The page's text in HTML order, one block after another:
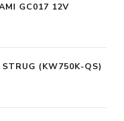
GC017 12V
STRUG (KW750K-QS)